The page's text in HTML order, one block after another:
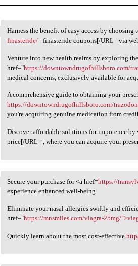
Harness the benefit of easy
Harness the benefit of easy access by choosing
finasteride/ - finasteride coupons[/URL - via
Venture into new health realms by exploring
href="https://downtowndrugofhillsboro.com/
medical concerns, exclusively available for
A comprehensive guide to obtaining your
https://downtowndrugofhillsboro.com/
you're acquiring genuine medication from
Discover affordable solutions for impotence
price[/URL - , where you can acquire your
Secure your purchase for <a
Secure your purchase for <a href=https://
experience enhanced well-being.
Eliminate your nasal allergies swiftly and
href="https://mnsmiles.com/viagra-25mg/
Quickly learn about the most cost-effective